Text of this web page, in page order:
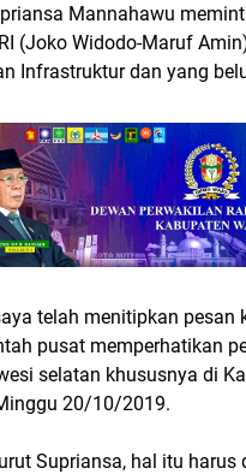
Mannahawu
(Joko Widodo-Maruf
Infrastruktur dan yang
telah menitipkan pesan
pusat memperhatikan
selatan khususnya di
20/10/2019.
Supriansa, hal itu harus